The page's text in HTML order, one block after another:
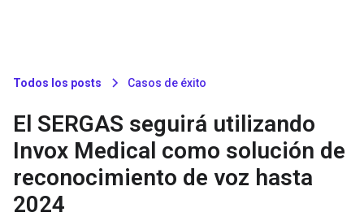
Todos los posts Casos de éxito
El SERGAS seguirá utilizando
Invox Medical como solución de
reconocimiento de voz hasta
2024